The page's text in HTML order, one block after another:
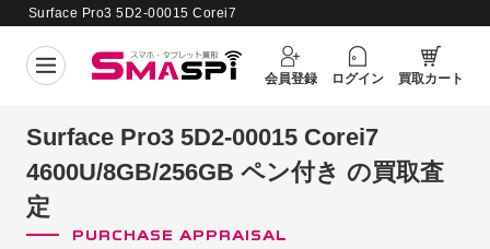
買取価格更新日： 2026年8月5日
Surface Pro3 5D2-00015 Corei7
定
会員登録
ログイン 買取カート
Surface Pro3 5D2-00015 Corei7
4600U/8GB/256GB ペン付き の買取査
定
PURCHASE APPRAISAL